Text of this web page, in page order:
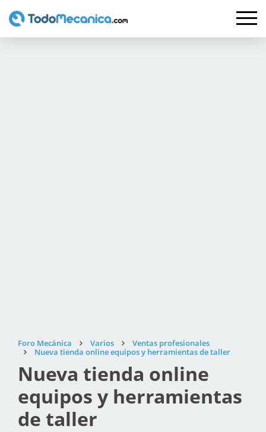
Foro Mecánica Varios
Ventas profesionales
Nueva tienda online equipos y herramientas de taller
Nueva tienda online
equipos y herramientas
de taller